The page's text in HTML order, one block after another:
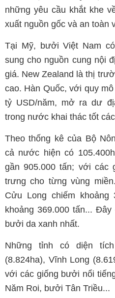
những yêu cầu khắt khe
xuất nguồn gốc và an toàn
Tại Mỹ, bưởi Việt Nam
sung cho nguồn cung nội
giá. New Zealand là thị
cao. Hàn Quốc, với quy
tỷ USD/năm, mở ra dư
trong nước khai thác tốt
Theo thống kê của Bộ
cả nước hiện có
gần 905.000 tấn; với các
trưng cho từng vùng
Cửu Long chiếm
khoảng 369.000 tấn...
bưởi da xanh nhất.
Những tỉnh có diện
(8.824ha), Vĩnh Long
với các giống bưởi nổi
Năm Roi, bưởi Tân Triều...